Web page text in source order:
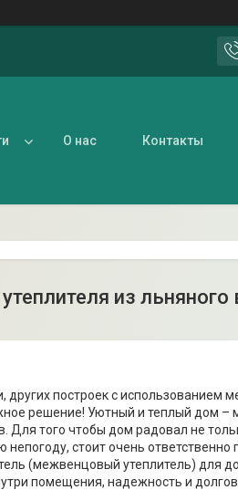
О нас Контакты
из льняного
других построек с использованием
решение! Уютный и теплый дом –
Для того чтобы дом радовал не
стоит очень ответственно
(межвенцовый утеплитель) для
помещения, надежность и